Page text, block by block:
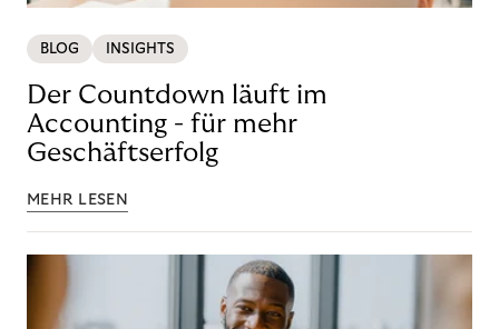
BLOG INSIGHTS
Der Countdown läuft im
Accounting - für mehr
Geschäftserfolg
MEHR LESEN